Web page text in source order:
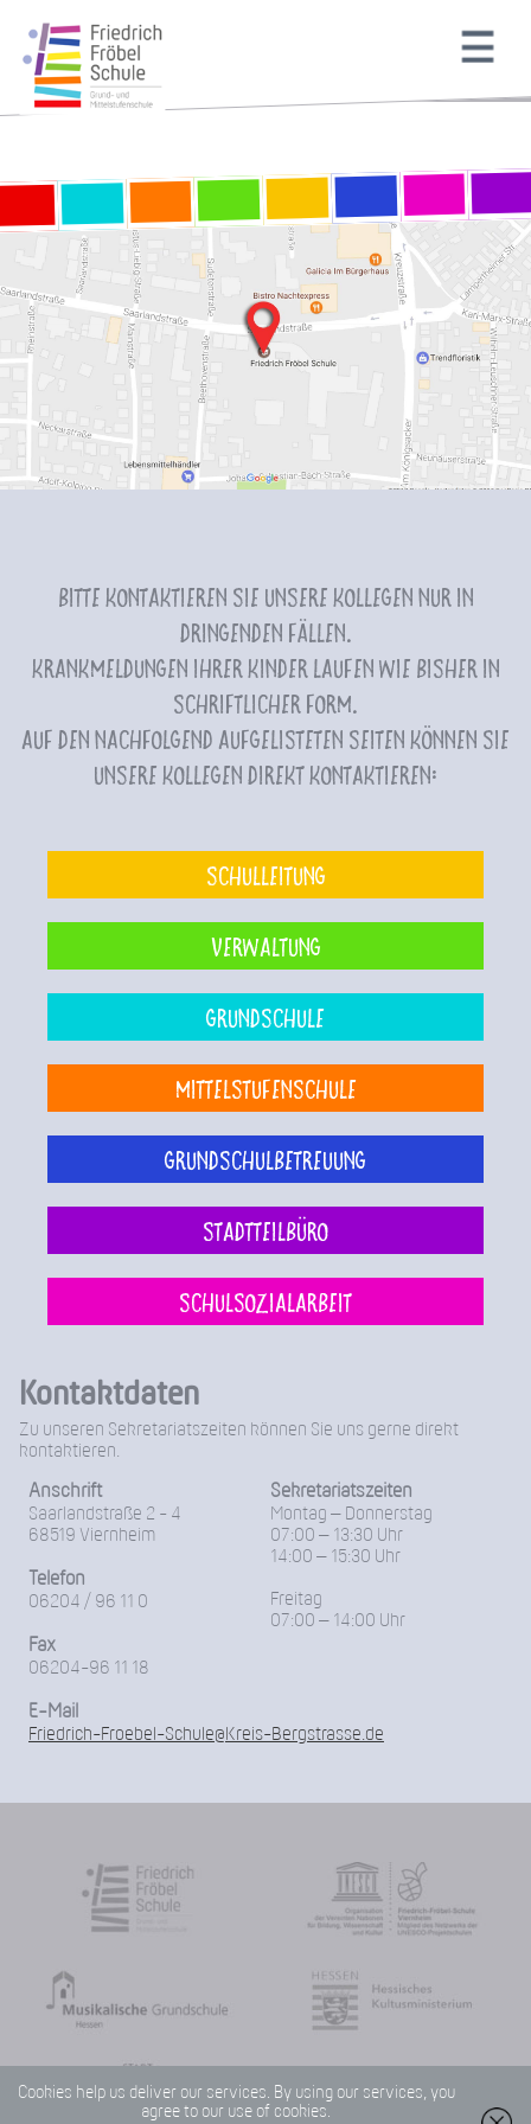
Bitte kontaktieren Sie unsere Kollegen nur in
dringenden Fällen.
Krankmeldungen Ihrer Kinder laufen wie bisher in
schriftlicher Form.
Auf den nachfolgend aufgelisteten Seiten können Sie
unsere Kollegen direkt kontaktieren:
Schulleitung
Verwaltung
Grundschule
Mittelstufenschule
Grundschulbetreuung
Stadtteilbüro
Schulsozialarbeit
Kontaktdaten
Zu unseren Sekretariatszeiten können Sie uns gerne direkt
kontaktieren.
Anschrift
Saarlandstraße 2 - 4
68519 Viernheim
Telefon
06204 / 96 11 0
Fax
06204-96 11 18
Sekretariatszeiten
Montag – Donnerstag
07:00 – 13:30 Uhr
14:00 – 15:30 Uhr
Freitag
07:00 – 14:00 Uhr
E-Mail
Friedrich-Froebel-Schule@Kreis-Bergstrasse.de
Cookies help us deliver our services. By using our services, you
agree to our use of cookies.